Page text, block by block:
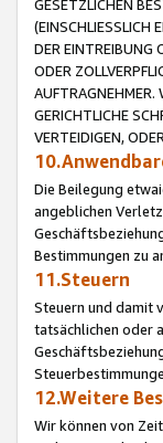
GESETZLICHEN
(EINSCHLIESSLICH
DER EINTREIBUNG
ODER
AUFTRAGNEHMER.
GERICHTLICHE
VERTEIDIGEN,
Die Beilegung
angeblichen
Bestimmungen zu
11.Steuern
Steuern und damit
tatsächlichen oder
12.Weitere
Wir können von